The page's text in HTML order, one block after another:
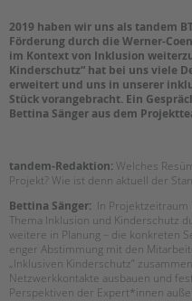
Zertfikatskurse
Seminarkalender
Seminarräume
STADTTEILARBEIT
PROFIL | LEITBILD
Bereiche im Überblick
Kinder- und Jugendschutz
Unsere Videos
Gesellschafter VdK
schoolcoach BTL
2019 haben wir uns als tandem
Förderung durch die Werner-
im Kontext von Inklusion
Kinderschutz“ hat bei uns viele
erweitert und uns in unserer
Stück vorangebracht. Ein
Bettina Sänger aus dem
tandem-Redaktion:Welches
Projekt? Wie ist denn aktuell der
Bettina Sänger: In Projektzeitraum
Thema Inklusion und Kinderschutz
weitere in Planung – die konkreten
enger Abstimmung mit den
„Inklusiven Kinderschutz”
Netzwerkkontakte ausbauen und
Perspektiven der Expert*innen